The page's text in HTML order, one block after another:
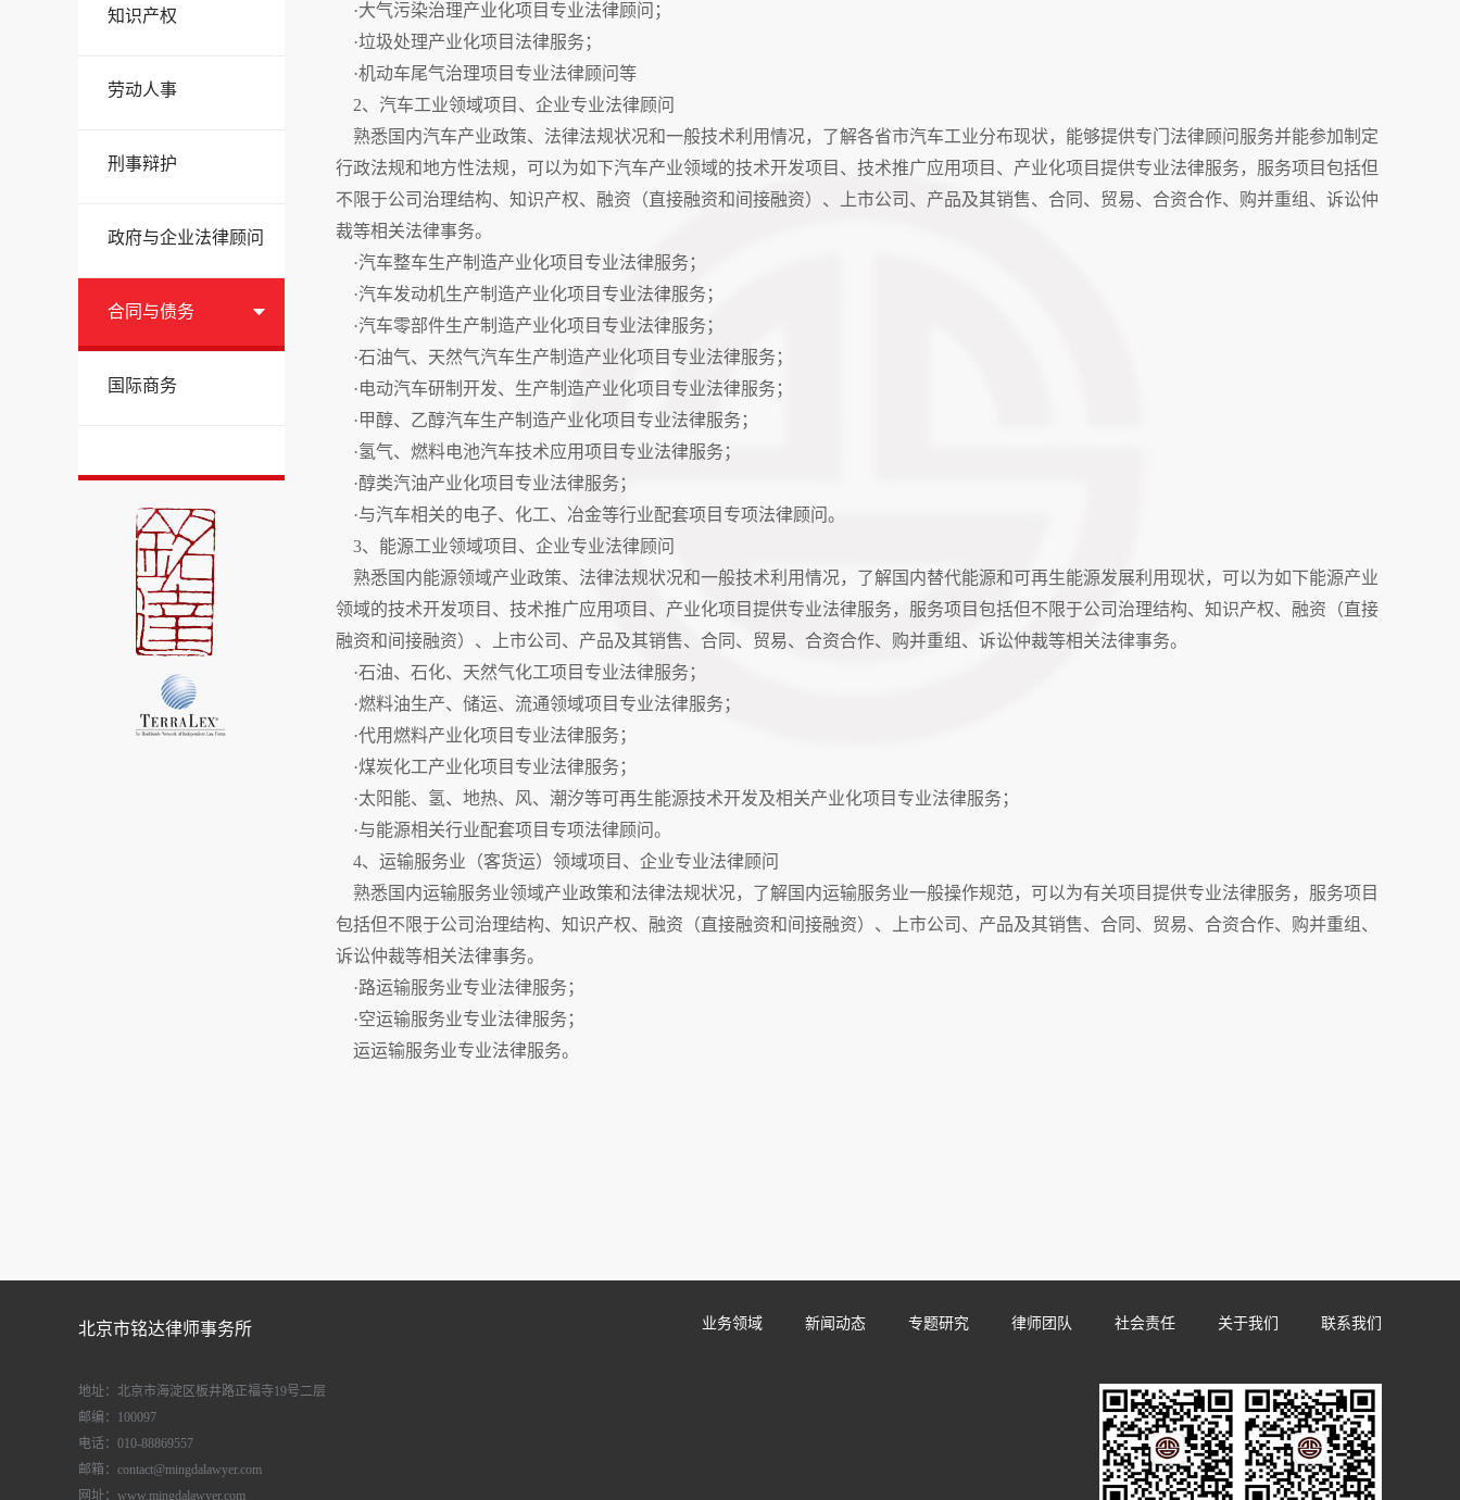
知识产权
劳动人事
刑事辩护
政府与企业法律顾问
合同与债务
国际商务
·大气污染治理产业化项目专业法律顾问；
·垃圾处理产业化项目法律服务；
·机动车尾气治理项目专业法律顾问等
2、汽车工业领域项目、企业专业法律顾问
熟悉国内汽车产业政策、法律法规状况和一般技术利用情况，了解各省市汽车工业分布现状，能够提供专门法律顾问服务并能参加制定
行政法规和地方性法规，可以为如下汽车产业领域的技术开发项目、技术推广应用项目、产业化项目提供专业法律服务，服务项目包括但
不限于公司治理结构、知识产权、融资（直接融资和间接融资）、上市公司、产品及其销售、合同、贸易、合资合作、购并重组、诉讼仲
裁等相关法律事务。
·汽车整车生产制造产业化项目专业法律服务；
·汽车发动机生产制造产业化项目专业法律服务；
·汽车零部件生产制造产业化项目专业法律服务；
·石油气、天然气汽车生产制造产业化项目专业法律服务；
·电动汽车研制开发、生产制造产业化项目专业法律服务；
·甲醇、乙醇汽车生产制造产业化项目专业法律服务；
·氢气、燃料电池汽车技术应用项目专业法律服务；
·醇类汽油产业化项目专业法律服务；
·与汽车相关的电子、化工、冶金等行业配套项目专项法律顾问。
3、能源工业领域项目、企业专业法律顾问
熟悉国内能源领域产业政策、法律法规状况和一般技术利用情况，了解国内替代能源和可再生能源发展利用现状，可以为如下能源产业
领域的技术开发项目、技术推广应用项目、产业化项目提供专业法律服务，服务项目包括但不限于公司治理结构、知识产权、融资（直接
融资和间接融资）、上市公司、产品及其销售、合同、贸易、合资合作、购并重组、诉讼仲裁等相关法律事务。
·石油、石化、天然气化工项目专业法律服务；
·燃料油生产、储运、流通领域项目专业法律服务；
·代用燃料产业化项目专业法律服务；
·煤炭化工产业化项目专业法律服务；
·太阳能、氢、地热、风、潮汐等可再生能源技术开发及相关产业化项目专业法律服务；
·与能源相关行业配套项目专项法律顾问。
4、运输服务业（客货运）领域项目、企业专业法律顾问
熟悉国内运输服务业领域产业政策和法律法规状况，了解国内运输服务业一般操作规范，可以为有关项目提供专业法律服务，服务项目
包括但不限于公司治理结构、知识产权、融资（直接融资和间接融资）、上市公司、产品及其销售、合同、贸易、合资合作、购并重组、
诉讼仲裁等相关法律事务。
·路运输服务业专业法律服务；
·空运输服务业专业法律服务；
运运输服务业专业法律服务。
北京市铭达律师事务所
地址：北京市海淀区板井路正福寺19号二层
邮编：100097
电话：010-88869557
邮箱：contact@mingdalawyer.com
网址：www.mingdalawyer.com
业务领域 新闻动态 专题研究 律师团队 社会责任 关于我们 联系我们